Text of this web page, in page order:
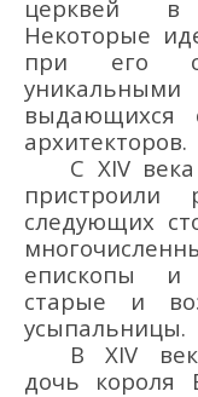
церквей в
Некоторые
при его
выдающихся
архитекторов.
С XIVвека
пристроили
следующих
епископы и
старые и
усыпальницы.
ВXIV
дочь короля